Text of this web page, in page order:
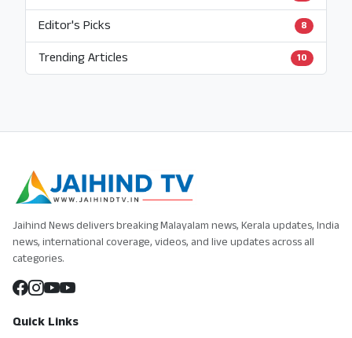
Editor's Picks 8
Trending Articles 10
Jaihind News delivers breaking Malayalam news, Kerala updates, India
news, international coverage, videos, and live updates across all
categories.
Quick Links